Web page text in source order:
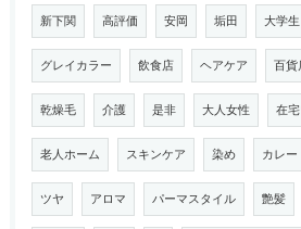
新下関 高評価 安岡 垢田 大学生
グレイカラー 飲食店 ヘアケア 百貨
乾燥毛 介護 是非 大人女性 在
老人ホーム スキンケア 染め カレー
ツヤ アロマ パーマスタイル 艶髪